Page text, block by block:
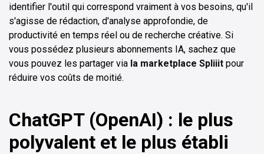
identifier l'outil qui correspond vraiment à vos besoins, qu'il
s'agisse de rédaction, d'analyse approfondie, de
productivité en temps réel ou de recherche créative. Si
vous possédez plusieurs abonnements IA, sachez que
vous pouvez les partager via la marketplace Spliiit pour
réduire vos coûts de moitié.
ChatGPT (OpenAI) : le plus
polyvalent et le plus établi